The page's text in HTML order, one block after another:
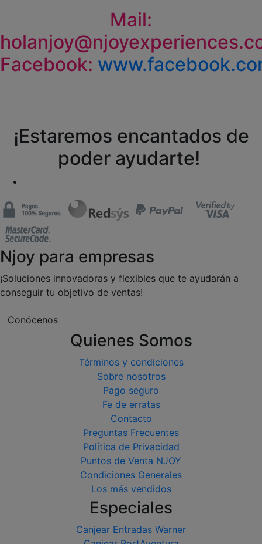
Mail:
Facebook:
¡Estaremos encantados de
poder ayudarte!
Njoy para empresas
¡Soluciones innovadoras y flexibles que te ayudarán a
conseguir tu objetivo de ventas!
Conócenos
Quienes Somos
Términos y condiciones
Sobre nosotros
Pago seguro
Fe de erratas
Contacto
Preguntas Frecuentes
Política de Privacidad
Puntos de Venta NJOY
Condiciones Generales
Los más vendidos
Especiales
Canjear Entradas Warner